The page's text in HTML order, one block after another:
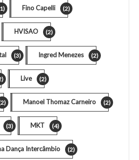
Fino Capelli (2)
HVISAO (2)
(3) Ingred Menezes (2)
Live (2)
Manoel Thomaz Carneiro (2)
(3) MKT (4)
Dança Intercâmbio (2)